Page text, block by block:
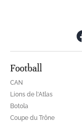
Football
CAN
Lions de l'Atlas
Botola
Coupe du Trône